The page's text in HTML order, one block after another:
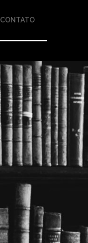
CONTATO